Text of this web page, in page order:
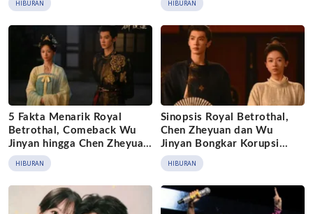
HIBURAN HIBURAN
5 Fakta Menarik Royal
Betrothal, Comeback Wu
Jinyan hingga Chen Zheyuan
Jadi Kaisar
HIBURAN
Sinopsis Royal Betrothal,
Chen Zheyuan dan Wu
Jinyan Bongkar Korupsi
Istana
HIBURAN